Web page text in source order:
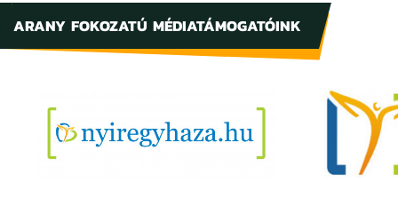
ARANY FOKOZATÚ MÉDIATÁMOGATÓINK